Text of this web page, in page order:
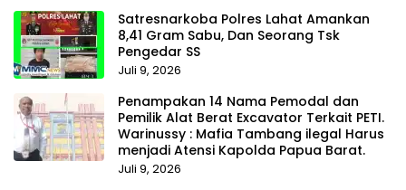
Satresnarkoba Polres Lahat Amankan
8,41 Gram Sabu, Dan Seorang Tsk
Pengedar SS
Juli 9, 2026
Penampakan 14 Nama Pemodal dan
Pemilik Alat Berat Excavator Terkait PETI.
Warinussy : Mafia Tambang ilegal Harus
menjadi Atensi Kapolda Papua Barat.
Juli 9, 2026